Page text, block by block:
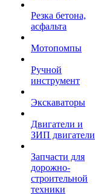
Резка бетона,
асфальта
Мотопомпы
Ручной
инструмент
Экскаваторы
Двигатели и
ЗИП двигатели
Запчасти для
дорожно-
строительной
техники